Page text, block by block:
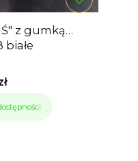
z gumką
160x200+28 białe